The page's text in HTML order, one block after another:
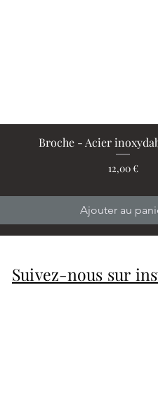
Aperçu rapide
Broche - Acier
Prix
12,00 €
Ajouter au
Suivez-nous sur